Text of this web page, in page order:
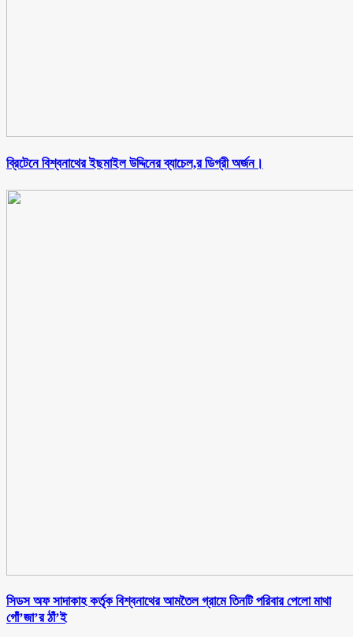
ব্রিটেনে বিশ্বনাথের ইছমাইল উদ্দিনের ব্যাচেল,র ডিগ্রী অর্জন।
সিডস অফ সাদাকাহ কর্তৃক বিশ্বনাথের আমতৈল গ্রামে তিনটি পরিবার পেলো মাথা
গোঁ’জা’র ঠাঁ’ই